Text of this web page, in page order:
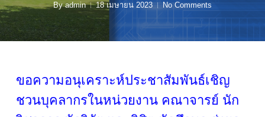
By admin 18 เมษายน 2023 No Comments
ขอความอนุเคราะห์ประชาสัมพันธ์เชิญ
ชวนบุคลากรในหน่วยงาน คณาจารย์ นัก